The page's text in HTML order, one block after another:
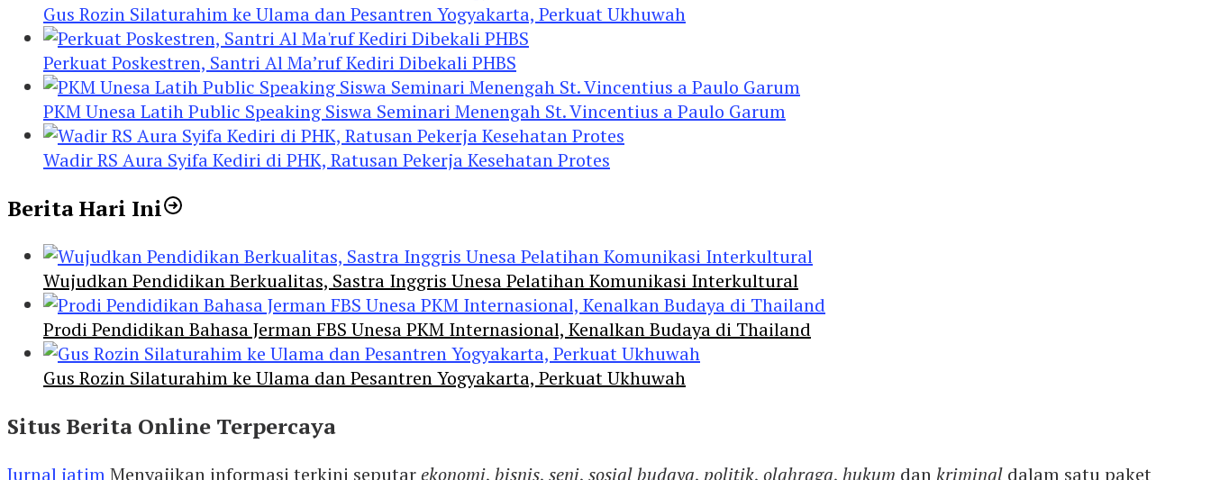
Gus Rozin Silaturahim ke Ulama dan Pesantren Yogyakarta, Perkuat Ukhuwah
Perkuat Poskestren, Santri Al Ma’ruf Kediri Dibekali PHBS
PKM Unesa Latih Public Speaking Siswa Seminari Menengah St. Vincentius a Paulo Garum
Wadir RS Aura Syifa Kediri di PHK, Ratusan Pekerja Kesehatan Protes
Berita Hari Ini
Wujudkan Pendidikan Berkualitas, Sastra Inggris Unesa Pelatihan Komunikasi Interkultural
Prodi Pendidikan Bahasa Jerman FBS Unesa PKM Internasional, Kenalkan Budaya di Thailand
Gus Rozin Silaturahim ke Ulama dan Pesantren Yogyakarta, Perkuat Ukhuwah
Situs Berita Online Terpercaya
Jurnal jatim Menyajikan informasi terkini seputarekonomi, bisnis, seni, sosial budaya, politik, olahraga, hukum dan kriminal dalam satu paket